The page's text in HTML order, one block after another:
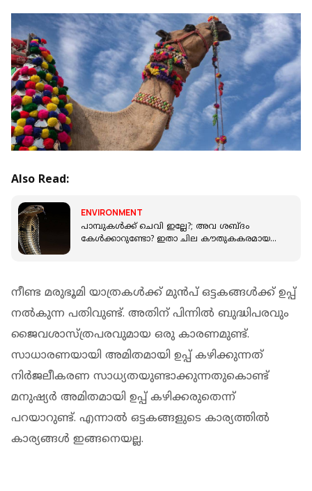
Also Read:
ENVIRONMENT
പാമ്പുകള്‍ക്ക് ചെവി ഇല്ലേ?; അവ ശബ്ദം
കേള്‍ക്കാറുണ്ടോ? ഇതാ ചില കൗതുകകരമായ
നീണ്ട മരുഭൂമി യാത്രകള്‍ക്ക് മുന്‍പ് ഒട്ടകങ്ങള്‍ക്ക് ഉപ്പ്
നല്‍കുന്ന പതിവുണ്ട്. അതിന് പിന്നില്‍ ബുദ്ധിപരവും
ജൈവശാസ്ത്രപരവുമായ ഒരു കാരണമുണ്ട്.
സാധാരണയായി അമിതമായി ഉപ്പ് കഴിക്കുന്നത്
നിര്‍ജലീകരണ സാധ്യതയുണ്ടാക്കുന്നതുകൊണ്ട്
മനുഷ്യര്‍ അമിതമായി ഉപ്പ് കഴിക്കരുതെന്ന്
പറയാറുണ്ട്. എന്നാല്‍ ഒട്ടകങ്ങളുടെ കാര്യത്തില്‍
കാര്യങ്ങള്‍ ഇങ്ങനെയല്ല.